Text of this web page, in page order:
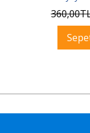
360,00